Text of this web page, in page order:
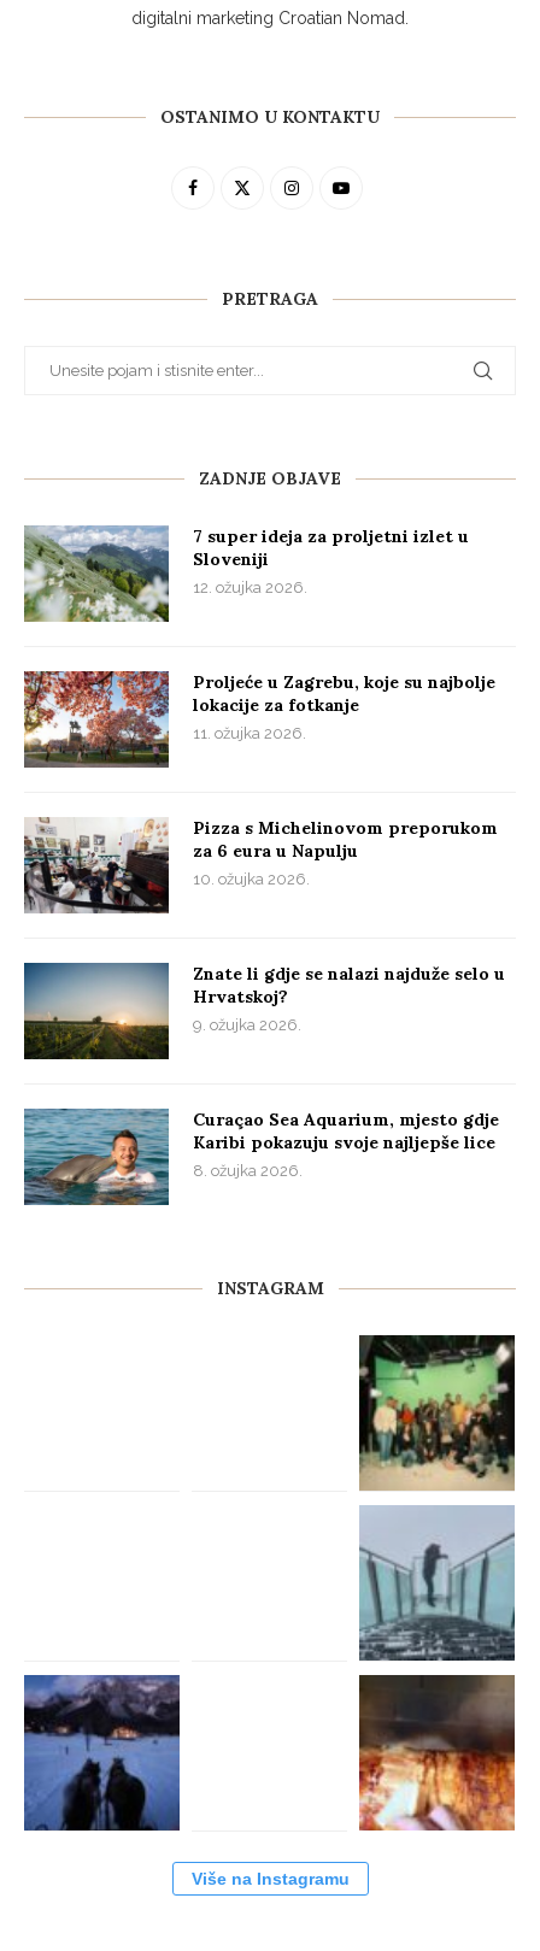
digitalni marketing Croatian Nomad.
OSTANIMO U KONTAKTU
PRETRAGA
ZADNJE OBJAVE
7 super ideja za proljetni izlet u
Sloveniji
12. ožujka 2026.
Proljeće u Zagrebu, koje su najbolje
lokacije za fotkanje
11. ožujka 2026.
Pizza s Michelinovom preporukom
za 6 eura u Napulju
10. ožujka 2026.
Znate li gdje se nalazi najduže selo u
Hrvatskoj?
9. ožujka 2026.
Curaçao Sea Aquarium, mjesto gdje
Karibi pokazuju svoje najljepše lice
8. ožujka 2026.
INSTAGRAM
Više na Instagramu